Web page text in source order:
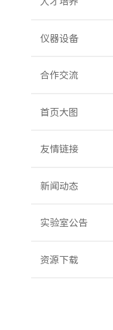
仪器设备
合作交流
首页大图
友情链接
新闻动态
实验室公告
资源下载